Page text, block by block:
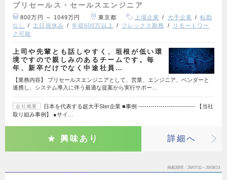
プリセールス・セールスエンジニア
800万円 ～ 1049万円 東京都 上場企業 大手企業
転勤
なし
土日祝休み 年収600万以上 フレックス勤務
リモートワー
ク可能
上司や先輩とも話しやすく、垣根が低い環
境ですので親しみのあるチームです。毎
年、新卒だけでなく中途社員…
【業務内容】 プリセールスエンジニアとして、営業、エンジニア、ベンダーと
連携し、システム導入に伴う最適な提案から実行サポー…
会社概要
日本を代表する超大手SIer企業 ■事例 ---------------------------- 【当社
取り組み事例】 ●サイ…
興味あり 詳細へ
掲載期間 26/07/31～26/08/13